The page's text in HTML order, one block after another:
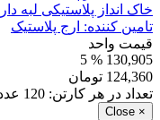
خاک انداز پلاستیکی لبه دار
تامین کننده: ارج پلاستیک
قیمت واحد
130,905
% 5
124,360 تومان
تعداد در هر کارتن: 120
×
Close